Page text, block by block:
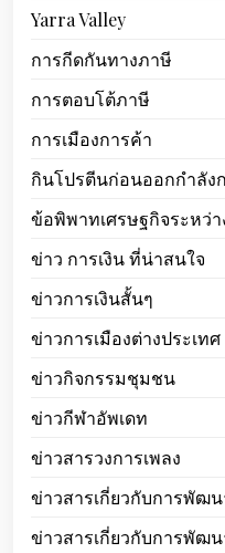
Yarra Valley
การกีดกันทางภาษี
การตอบโต้ภาษี
การเมืองการค้า
กินโปรตีนก่อนออกกำลัง
ข้อพิพาทเศรษฐกิจระหว่า
ข่าว การเงิน ที่น่าสนใจ
ข่าวการเงินสั้นๆ
ข่าวการเมืองต่างประเทศ
ข่าวกิจกรรมชุมชน
ข่าวกีฬาอัพเดท
ข่าวสารวงการเพลง
ข่าวสารเกี่ยวกับการพัฒ
ข่าวสารเกี่ยวกับการพัฒ